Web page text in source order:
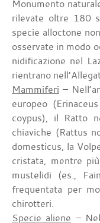
Monumento
rilevate oltre 180
specie alloctone
osservate in modo
nidificazione nel
rientrano
Mammiferi –
europeo
coypus), il Ratto
chiaviche (Rattus
domesticus, la
cristata, mentre
mustelidi (es.,
frequentata per
chirotteri.
Specie aliene –